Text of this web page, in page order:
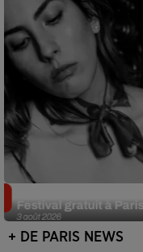
3 août 2026
Festival gratuit à Paris
+ DE PARIS NEWS